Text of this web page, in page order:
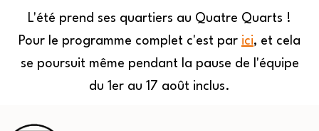
L'été prend ses quartiers au Quatre Quarts !
Pour le programme complet c'est par ici, et cela
se poursuit même pendant la pause de l'équipe
du 1er au 17 août inclus.